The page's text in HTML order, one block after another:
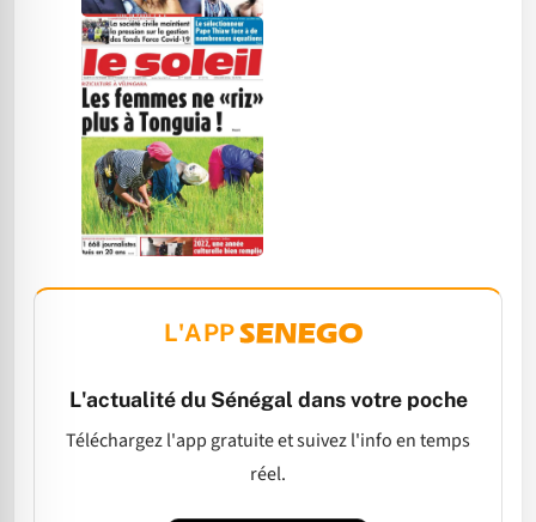
L'APP
L'actualité du Sénégal dans votre poche
Téléchargez l'app gratuite et suivez l'info en temps
réel.